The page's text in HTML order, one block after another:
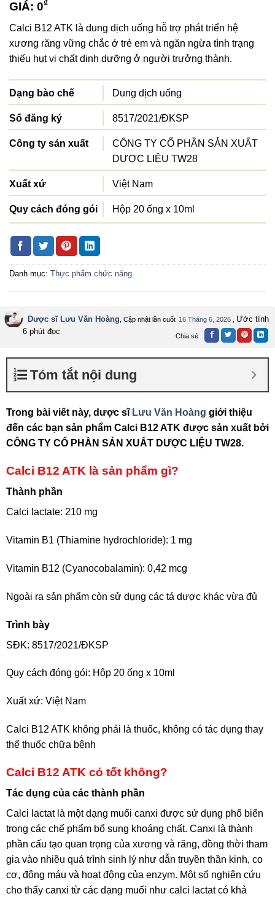
GIÁ: 0₫
Calci B12 ATK là dung dịch uống hỗ trợ phát triển hệ
xương răng vững chắc ở trẻ em và ngăn ngừa tình trạng
thiếu hụt vi chất dinh dưỡng ở người trưởng thành.
Dạng bào chế Dung dịch uống
Số đăng ký 8517/2021/ĐKSP
Công ty sản xuất
CÔNG TY CỔ PHẦN SẢN XUẤT
DƯỢC LIỆU TW28
Xuất xứ Việt Nam
Quy cách đóng gói Hộp 20 ống x 10ml
Danh mục: Thực phẩm chức năng
Dược sĩ Lưu Văn Hoàng , Cập nhật lần cuối: 16 Tháng 6, 2026
Ước tính
6 phút đọc
Chia sẻ
Tóm tắt nội dung
Trong bài viết này, dược sĩ Lưu Văn Hoàng giới thiệu
đến các bạn sản phẩm Calci B12 ATK được sản xuất bởi
CÔNG TY CỔ PHẦN SẢN XUẤT DƯỢC LIỆU TW28.
Calci B12 ATK là sản phẩm gì?
Thành phần
Calci lactate: 210 mg
Vitamin B1 (Thiamine hydrochloride): 1 mg
Vitamin B12 (Cyanocobalamin): 0,42 mcg
Ngoài ra sản phẩm còn sử dụng các tá dược khác vừa đủ
Trình bày
SĐK: 8517/2021/ĐKSP
Quy cách đóng gói: Hộp 20 ống x 10ml
Xuất xứ: Việt Nam
Calci B12 ATK không phải là thuốc, không có tác dụng thay
thế thuốc chữa bệnh
Calci B12 ATK có tốt không?
Tác dụng của các thành phần
Calci lactat là một dạng muối canxi được sử dụng phổ biến
trong các chế phẩm bổ sung khoáng chất. Canxi là thành
phần cấu tạo quan trọng của xương và răng, đồng thời tham
gia vào nhiều quá trình sinh lý như dẫn truyền thần kinh, co
cơ, đông máu và hoạt động của enzym. Một số nghiên cứu
cho thấy canxi từ các dạng muối như calci lactat có khả